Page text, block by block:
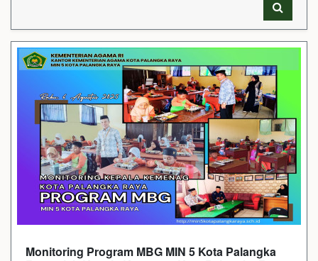
Monitoring Program MBG MIN 5 Kota Palangka